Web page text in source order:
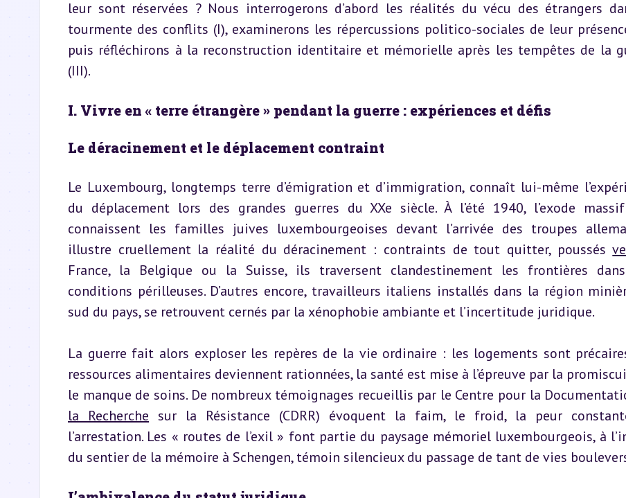
leur sont réservées ? Nous interrogerons d’abord les réalités du vécu des étrangers
tourmente des conflits (I), examinerons les répercussions politico-sociales de leur
puis réfléchirons à la reconstruction identitaire et mémorielle après les tempêtes de la
(III).
I. Vivre en « terre étrangère » pendant la guerre : expériences et défis
Le déracinement et le déplacement contraint
Le Luxembourg, longtemps terre d’émigration et d’immigration, connaît lui-même
du déplacement lors des grandes guerres du XXe siècle. À l’été 1940, l’exode
connaissent les familles juives luxembourgeoises devant l’arrivée des troupes
illustre cruellement la réalité du déracinement : contraints de tout quitter, poussés
France, la Belgique ou la Suisse, ils traversent clandestinement les frontières
conditions périlleuses. D’autres encore, travailleurs italiens installés dans la région
sud du pays, se retrouvent cernés par la xénophobie ambiante et l’incertitude juridique.
La guerre fait alors exploser les repères de la vie ordinaire : les logements sont
ressources alimentaires deviennent rationnées, la santé est mise à l’épreuve par la
la Recherche sur la Résistance (CDRR) évoquent la faim, le froid, la peur
l’arrestation. Les « routes de l’exil » font partie du paysage mémoriel luxembourgeois, à
du sentier de la mémoire à Schengen, témoin silencieux du passage de tant de vies